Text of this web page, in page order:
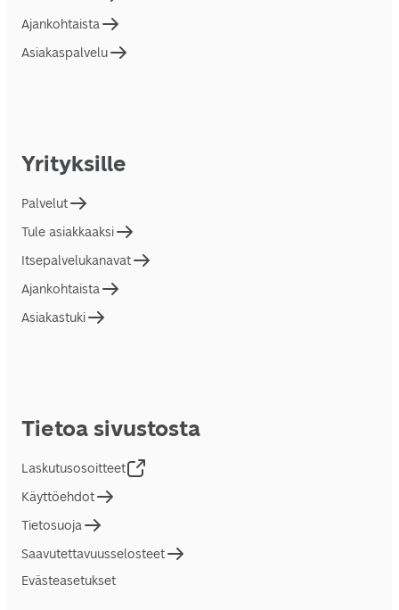
Ajankohtaista
Asiakaspalvelu
Yrityksille
Palvelut
Tule asiakkaaksi
Itsepalvelukanavat
Ajankohtaista
Asiakastuki
Tietoa sivustosta
Laskutusosoitteet
Käyttöehdot
Tietosuoja
Saavutettavuusselosteet
Evästeasetukset